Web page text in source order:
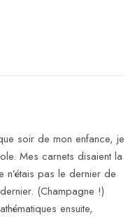
soir de mon enfance, je
Mes carnets disaient la
pas le dernier de
(Champagne !)
ensuite,